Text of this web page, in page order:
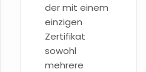
der mit einem
einzigen
Zertifikat
sowohl
mehrere